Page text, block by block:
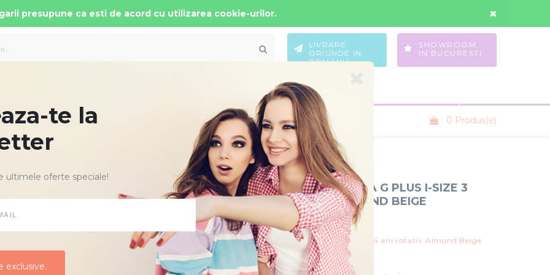
Wishlist
LIVRARE
ORIUNDE IN
ROMANIA
SHOWROOM
IN BUCURESTI
AUTO COPII PATUTURI MOBILIER ACCESORII SANIUTE COPII 0 Produs(e)
rotativ Almond Beige
SCAUN AUTO CYBEX SIRONA G PLUS I-SIZE 3
LUNI - 4 ANI ROTATIV ALMOND BEIGE
Producator:Cybex
Cod Produs: Sirona G Plus i-Size 3 luni - 4 ani rotativ Almond Beige
Disponibilitate: In Stoc
presupune ca esti de acord cu utilizarea cookie-urilor.
te la
ultimele oferte speciale!
exclusive.
exclusive.